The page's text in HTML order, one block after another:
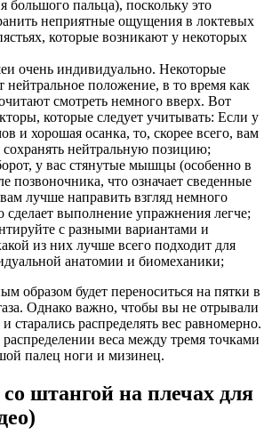
большого пальца), поскольку это
неприятные ощущения в локтевых
которые возникают у некоторых
очень индивидуально. Некоторые
нейтральное положение, в то время как
смотреть немного вверх. Вот
которые следует учитывать: Если у
и хорошая осанка, то, скорее всего, вам
сохранять нейтральную позицию;
у вас стянутые мышцы (особенно в
позвоночника, что означает сведенные
лучше направить взгляд немного
сделает выполнение упражнения легче;
с разными вариантами и
из них лучше всего подходит для
анатомии и биомеханики;
образом будет переноситься на пятки в
Однако важно, чтобы вы не отрывали
старались распределять вес равномерно.
распределении веса между тремя точками
палец ноги и мизинец.
штангой на плечах для